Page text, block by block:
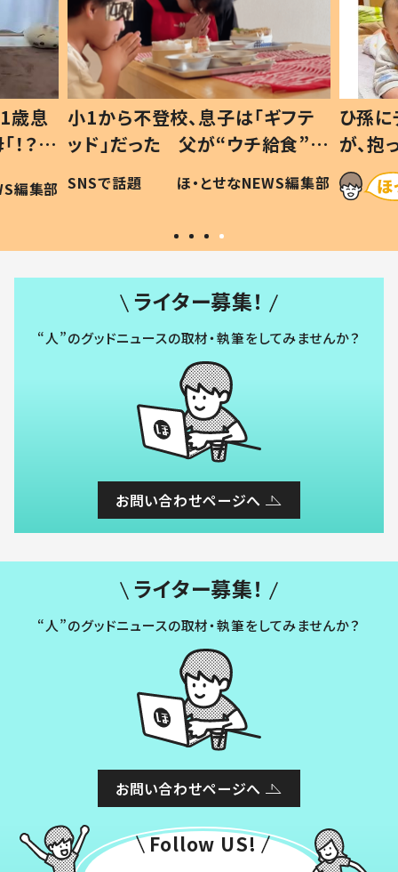
歳息
？」
編集部
小1から不登校、息子は「ギフテ
ッド」だった 父が“ウチ給食”を
作り続ける理由とは #令和の親
#令和の子
SNSで話題 ほ・とせなNEWS編集部
ひ孫
が、
「涙が
い」
ライター募集！
“人”のグッドニュースの取材・執筆をしてみませんか？
お問い合わせページへ
ライター募集！
“人”のグッドニュースの取材・執筆をしてみませんか？
お問い合わせページへ
Follow US!